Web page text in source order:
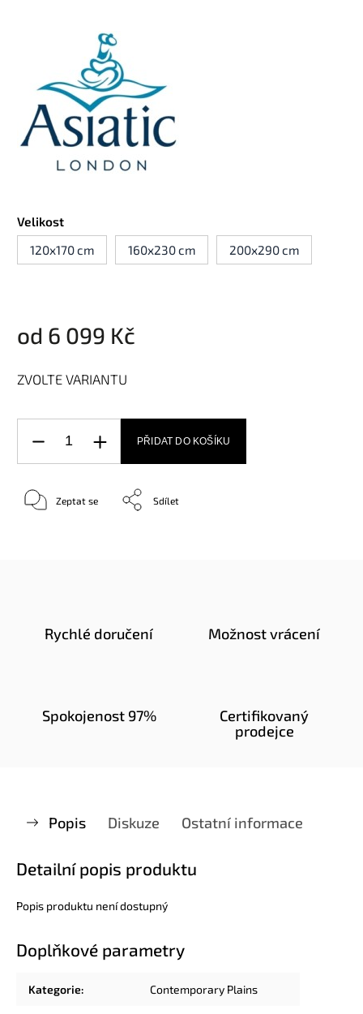
Velikost
120x170 cm
160x230 cm 200x290 cm
od 6 099 Kč
ZVOLTE VARIANTU
PŘIDAT DO KOŠÍKU
Zeptat se Sdílet
Rychlé doručení Možnost vrácení
Spokojenost 97%
Certifikovaný
prodejce
Popis Diskuze Ostatní informace
Detailní popis produktu
Popis produktu není dostupný
Doplňkové parametry
Kategorie: Contemporary Plains